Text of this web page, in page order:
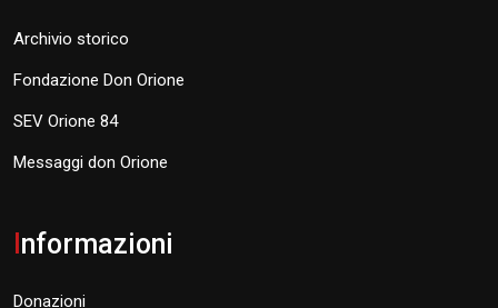
Archivio storico
Fondazione Don Orione
SEV Orione 84
Messaggi don Orione
nformazioni
Donazioni